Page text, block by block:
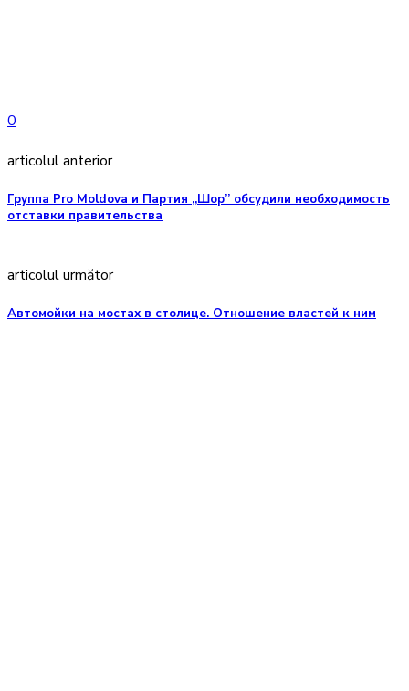
0
articolul anterior
Группа Pro Moldova и Партия „Шор” обсудили необходимость
отставки правительства
articolul următor
Автомойки на мостах в столице. Отношение властей к ним